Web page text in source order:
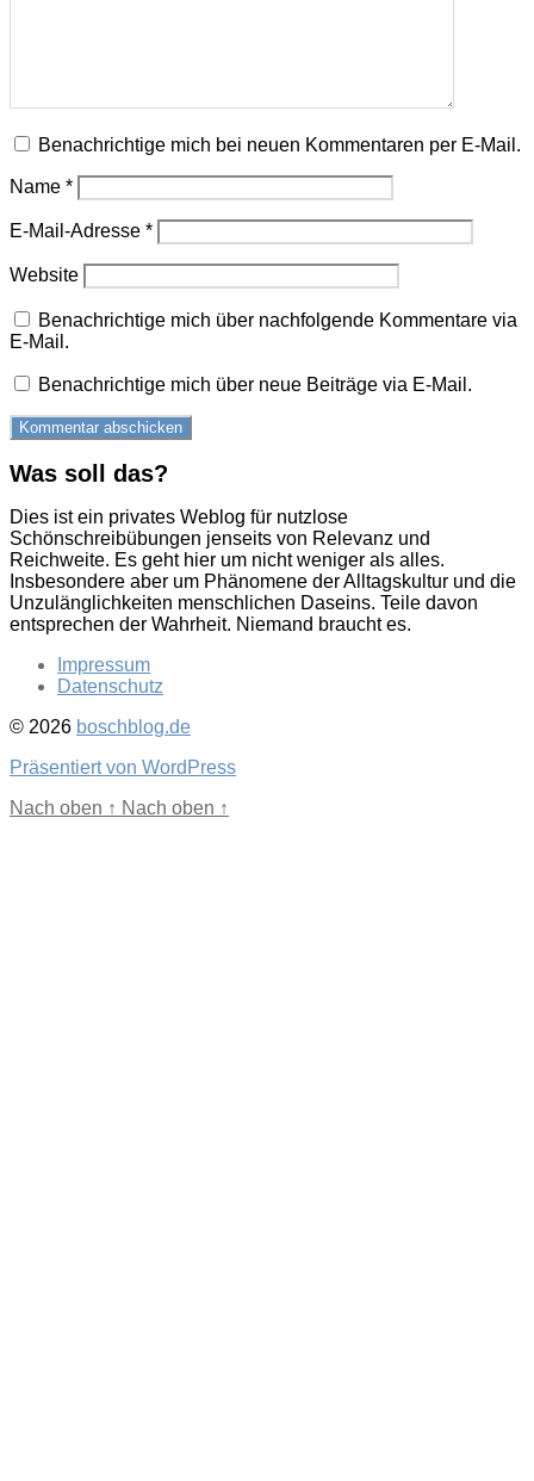
Benachrichtige mich bei neuen Kommentaren per E-Mail.
Name *
E-Mail-Adresse *
Website
Benachrichtige mich über nachfolgende Kommentare via
E-Mail.
Benachrichtige mich über neue Beiträge via E-Mail.
Was soll das?
Dies ist ein privates Weblog für nutzlose
Schönschreibübungen jenseits von Relevanz und
Reichweite. Es geht hier um nicht weniger als alles.
Insbesondere aber um Phänomene der Alltagskultur und die
Unzulänglichkeiten menschlichen Daseins. Teile davon
entsprechen der Wahrheit. Niemand braucht es.
Impressum
Datenschutz
© 2026 boschblog.de
Präsentiert von WordPress
Nach oben ↑ Nach oben ↑